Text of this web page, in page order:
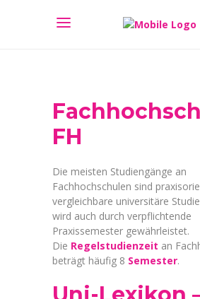
FH
Die meisten Studiengänge an
Fachhochschulen sind
vergleichbare universitäre
wird auch durch verpflichtende
Praxissemester gewährleistet.
Die Regelstudienzeit an
beträgt häufig 8 Semester.